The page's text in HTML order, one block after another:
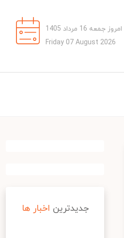
امروز جمعه 16 مرداد 1405
Friday 07 August 2026
جدیدترین اخبار ها